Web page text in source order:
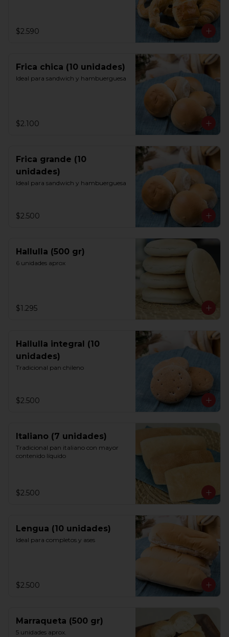
$2.590
Frica chica (10 unidades)
Ideal para sandwich y hambuerguesa
$2.100
Frica grande (10
unidades)
Ideal para sandwich y hambuerguesa
$2.500
Hallulla (500 gr)
6 unidades aprox
$1.295
Hallulla integral (10
unidades)
Tradicional pan chileno
$2.500
Italiano (7 unidades)
Tradicional pan italiano con mayor
contenido líquido
$2.500
Lengua (10 unidades)
Ideal para completos y ases
$2.500
Marraqueta (500 gr)
5 unidades aprox.